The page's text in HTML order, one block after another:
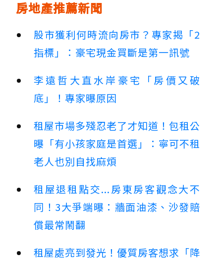
房地產推薦新聞
股市獲利何時流向房市？專家揭「2
指標」：豪宅現金買斷是第一訊號
李遠哲大直水岸豪宅「房價又破
底」！專家曝原因
租屋市場多殘忍老了才知道！包租公
曝「有小孩家庭是首選」：寧可不租
老人也別自找麻煩
租屋退租點交...房東房客觀念大不
同！3大爭端曝：牆面油漆、沙發賠
償最常鬧翻
租屋處亮到發光！優質房客想求「降